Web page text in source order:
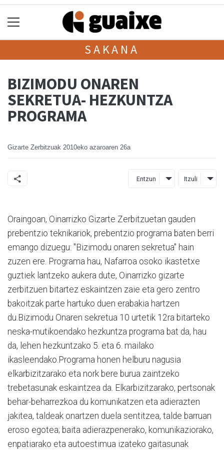
SAKANA
BIZIMODU ONAREN
SEKRETUA- HEZKUNTZA
PROGRAMA
Gizarte Zerbitzuak 2010eko azaroaren 26a
Entzun Itzuli
Oraingoan, Oinarrizko Gizarte Zerbitzuetan gauden
prebentzio teknikariok, prebentzio programa baten berri
emango dizuegu: "Bizimodu onaren sekretua" hain
zuzen ere. Programa hau, Nafarroa osoko ikastetxe
guztiek lantzeko aukera dute, Oinarrizko gizarte
zerbitzuen bitartez eskaintzen zaie eta gero zentro
bakoitzak parte hartuko duen erabakia hartzen
du.Bizimodu Onaren sekretua 10 urtetik 12ra bitarteko
neska-mutikoendako hezkuntza programa bat da, hau
da, lehen hezkuntzako 5. eta 6. mailako
ikasleendako.Programa honen helburu nagusia
elkarbizitzarako eta nork bere burua zaintzeko
trebetasunak eskaintzea da. Elkarbizitzarako, pertsonak
behar-beharrezkoa du komunikatzen eta adierazten
jakitea, taldeak onartzen duela sentitzea, talde barruan
eroso egotea; baita adierazpenerako, komunikaziorako,
enpatiarako eta autoestimua izateko gaitasunak